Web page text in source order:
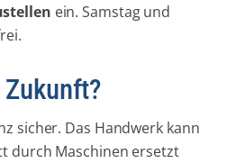
ein. Samstag und
sicher. Das Handwerk kann
durch Maschinen ersetzt